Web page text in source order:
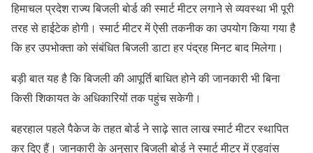
हिमाचल प्रदेश राज्य बिजली बोर्ड की स्मार्ट मीटर लगाने से व्यवस्था भी पूरी
तरह से हाईटेक होगी। स्मार्ट मीटर में ऐसी तकनीक का उपयोग किया गया है
कि हर उपभोक्ता को संबंधित बिजली डाटा हर पंद्रह मिनट बाद मिलेगा।
बड़ी बात यह है कि बिजली की आपूर्ति बाधित होने की जानकारी भी बिना
किसी शिकायत के अधिकारियों तक पहुंच सकेगी।
बहरहाल पहले पैकेज के तहत बोर्ड ने साढ़े सात लाख स्मार्ट मीटर स्थापित
कर दिए हैं। जानकारी के अनुसार बिजली बोर्ड ने स्मार्ट मीटर में एडवांस